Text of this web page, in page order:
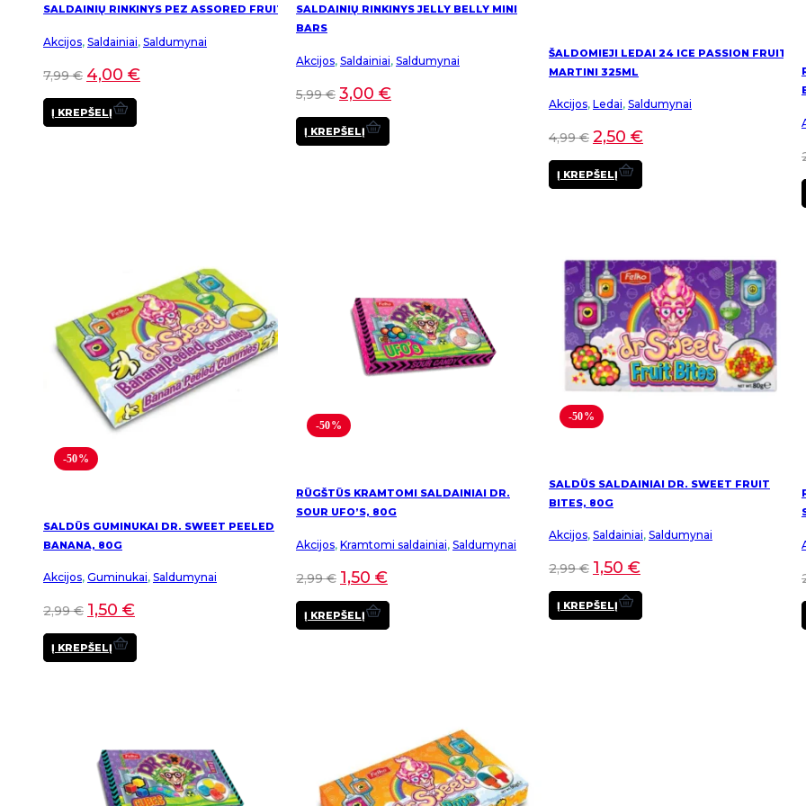
SALDAINIŲ RINKINYS PEZ ASSORED FRUIT
Akcijos, Saldainiai, Saldumynai
7,99€ 4,00 €
Į KREPŠELĮ
SALDAINIŲ RINKINYS JELLY BELLY MINI
BARS
Akcijos, Saldainiai, Saldumynai
5,99€ 3,00 €
Į KREPŠELĮ
ŠALDOMIEJI LEDAI 24 ICE PASSION FRUIT
MARTINI 325ML
Akcijos, Ledai, Saldumynai
4,99€ 2,50 €
Į KREPŠELĮ
-50%
SALDŪS GUMINUKAI DR. SWEET PEELED
BANANA, 80G
Akcijos, Guminukai, Saldumynai
2,99€ 1,50 €
Į KREPŠELĮ
-50%
RŪGŠTŪS KRAMTOMI SALDAINIAI DR.
SOUR UFO’S, 80G
Akcijos, Kramtomi saldainiai, Saldumynai
2,99€ 1,50 €
Į KREPŠELĮ
-50%
SALDŪS SALDAINIAI DR. SWEET FRUIT
BITES, 80G
Akcijos, Saldainiai, Saldumynai
2,99€ 1,50 €
Į KREPŠELĮ